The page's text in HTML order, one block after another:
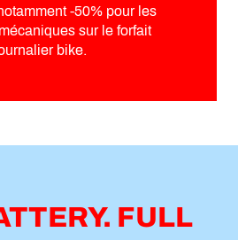
-50% pour les
sur le forfait
bike.
FULL